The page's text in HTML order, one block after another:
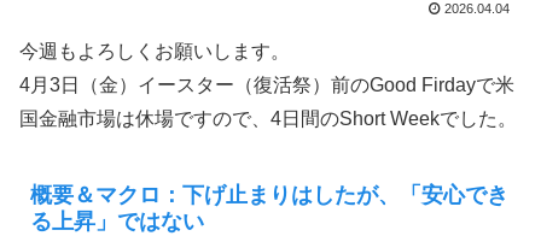
2026.04.04
今週もよろしくお願いします。
4月3日（金）イースター（復活祭）前のGood Firdayで米
国金融市場は休場ですので、4日間のShort Weekでした。
概要＆マクロ：下げ止まりはしたが、「安心でき
る上昇」ではない